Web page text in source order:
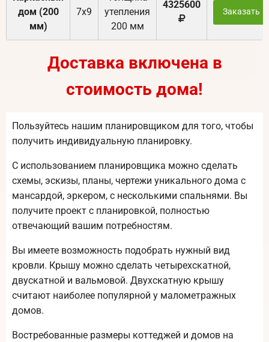
дом (200
мм)
7х9
утепления
200 мм
4325600
Заказать
Доставка включена в
стоимость дома!
Пользуйтесь нашим планировщиком для того, чтобы
получить индивидуальную планировку.
С использованием планировщика можно сделать
схемы, эскизы, планы, чертежи уникального дома с
мансардой, эркером, с несколькими спальнями. Вы
получите проект с планировкой, полностью
отвечающий вашим потребностям.
Вы имеете возможность подобрать нужный вид
кровли. Крышу можно сделать четырехскатной,
двускатной и вальмовой. Двухскатную крышу
считают наиболее популярной у малометражных
домов.
Востребованные размеры коттеджей и домов на